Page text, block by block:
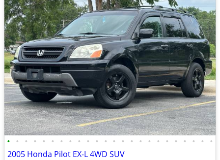
• • • • • • • • • • • • • • • • • • • • • • • •
2005 Honda Pilot EX-L 4WD SUV